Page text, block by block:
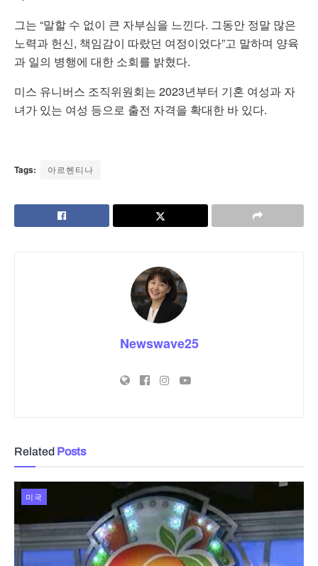
그는 “말할 수 없이 큰 자부심을 느낀다. 그동안 정말 많은
노력과 헌신, 책임감이 따랐던 여정이었다”고 말하며 양육
과 일의 병행에 대한 소회를 밝혔다.
미스 유니버스 조직위원회는 2023년부터 기혼 여성과 자
녀가 있는 여성 등으로 출전 자격을 확대한 바 있다.
Tags: 아르헨티나
Newswave25
Related Posts
미국